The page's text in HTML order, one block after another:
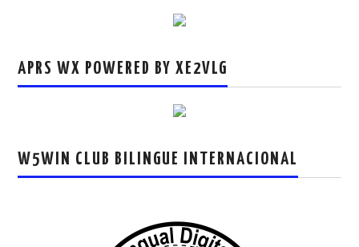
APRS WX POWERED BY XE2VLG
W5WIN CLUB BILINGUE INTERNACIONAL